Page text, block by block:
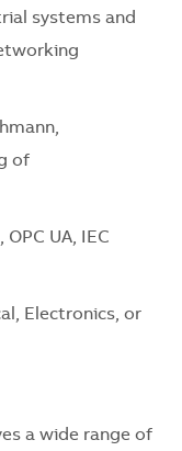
systems and
of
UA, IEC
Electronics, or
a wide range of